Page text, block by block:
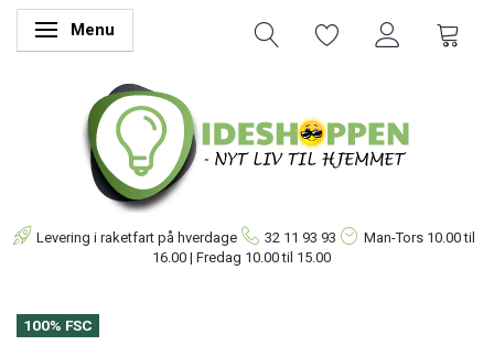
Skifte navigation
Menu
Levering i raketfart på hverdage 32 11 93 93 Man-Tors 10.00 til
16.00 | Fredag 10.00 til 15.00
100% FSC